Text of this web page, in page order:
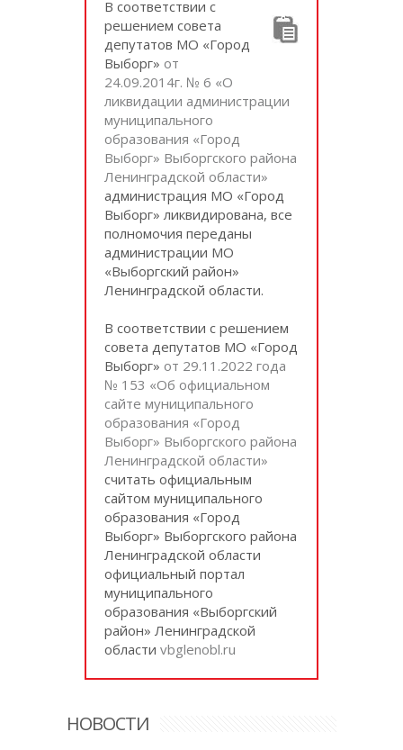
В соответствии с
решением совета
депутатов МО «Город
Выборг» от
24.09.2014г. № 6 «О
ликвидации администрации
муниципального
образования «Город
Выборг» Выборгского района
Ленинградской области»
администрация МО «Город
Выборг» ликвидирована, все
полномочия переданы
администрации МО
«Выборгский район»
Ленинградской области.
В соответствии с решением
совета депутатов МО «Город
Выборг» от 29.11.2022 года
№ 153 «Об официальном
сайте муниципального
образования «Город
Выборг» Выборгского района
Ленинградской области»
cчитать официальным
сайтом муниципального
образования «Город
Выборг» Выборгского района
Ленинградской области
официальный портал
муниципального
образования «Выборгский
район» Ленинградской
области vbglenobl.ru
НОВОСТИ